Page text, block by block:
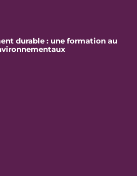
durable : une formation au